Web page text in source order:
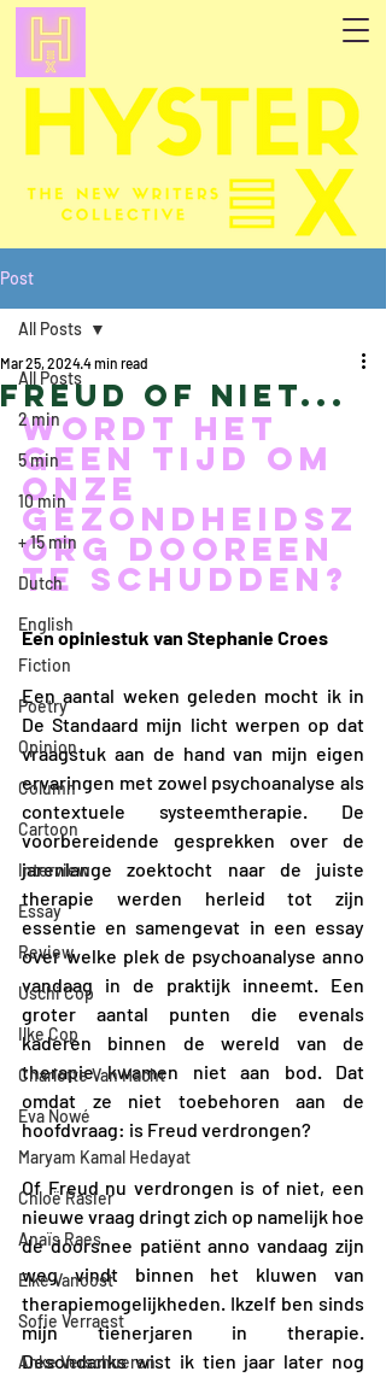
Post
All Posts
2 min
5 min
10 min
+ 15 min
Dutch
English
Fiction
Poetry
Opinion
Column
Cartoon
Interview
Essay
Review
Uschi Cop
Ilke Cop
Charlotte Van Hacht
Eva Nowé
Maryam Kamal Hedayat
Chloë Rasier
Anaïs Raes
Elke Vanoost
Sofie Verraest
Anke Verschueren
All Posts
Freud of niet...
Mar 25, 20244 min read
Wordt het
geen tijd om
onze
gezondheidsz
org dooreen
te schudden?
Een opiniestuk van Stephanie Croes
Een aantal weken geleden mocht ik in
De Standaard mijn licht werpen op dat
vraagstuk aan de hand van mijn eigen
ervaringen met zowel psychoanalyse als
contextuele systeemtherapie. De
voorbereidende gesprekken over de
jarenlange zoektocht naar de juiste
therapie werden herleid tot zijn
essentie en samengevat in een essay
over welke plek de psychoanalyse anno
vandaag in de praktijk inneemt. Een
groter aantal punten die evenals
kaderen binnen de wereld van de
therapie kwamen niet aan bod. Dat
omdat ze niet toebehoren aan de
hoofdvraag: is Freud verdrongen?
Of Freud nu verdrongen is of niet, een
nieuwe vraag dringt zich op namelijk hoe
de doorsnee patiënt anno vandaag zijn
weg vindt binnen het kluwen van
therapiemogelijkheden. Ikzelf ben sinds
mijn tienerjaren in therapie.
Desondanks wist ik tien jaar later nog